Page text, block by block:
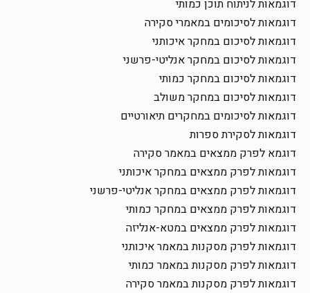
דוגמאות לניתוח תוכן כמותי
דוגמאות לסיכומים במאמרי סקירה
דוגמאות לסיכום במחקר איכותני
דוגמאות לסיכום במחקר אנליטי-פרשני
דוגמאות לסיכום במחקר כמותי
דוגמאות לסיכום במחקר משולב
דוגמאות לסיכומים במחקרים תיאורטיים
דוגמאות לסקירת ספרות
דוגמא לפרק ממצאים במאמר סקירה
דוגמאות לפרק ממצאים במחקר איכותני
דוגמאות לפרק ממצאים במחקר אנליטי-פרשני
דוגמאות לפרק ממצאים במחקר כמותי
דוגמאות לפרק ממצאים במטא-אנליזה
דוגמאות לפרק מסקנות במאמר איכותני
דוגמאות לפרק מסקנות במאמר כמותי
דוגמאות לפרק מסקנות במאמר סקירה